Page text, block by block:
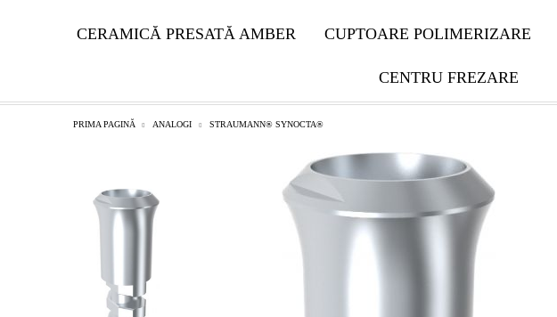
CERAMICĂ PRESATĂ AMBER CUPTOARE POLIMERIZARE
CENTRU FREZARE
PRIMA PAGINĂ ANALOGI STRAUMANN® SYNOCTA®